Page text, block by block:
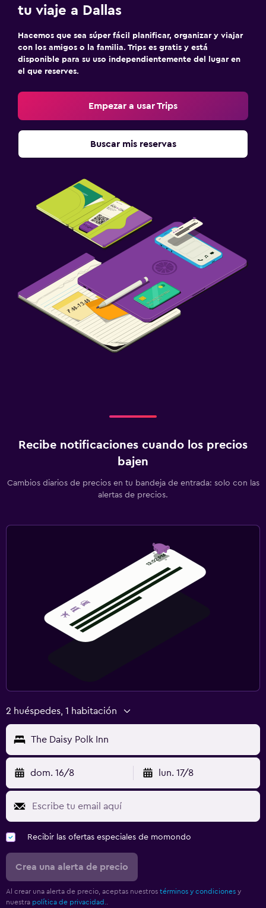
tu viaje a Dallas
Hacemos que sea súper fácil planificar, organizar y viajar
con los amigos o la familia. Trips es gratis y está
disponible para su uso independientemente del lugar en
el que reserves.
Empezar a usar Trips
Buscar mis reservas
Recibe notificaciones cuando los precios
bajen
Cambios diarios de precios en tu bandeja de entrada: solo con las
alertas de precios.
2 huéspedes, 1 habitación
The Daisy Polk Inn
dom. 16/8 lun. 17/8
Recibir las ofertas especiales de momondo
Crea una alerta de precio
Al crear una alerta de precio, aceptas nuestros términos y condiciones y
nuestra política de privacidad.